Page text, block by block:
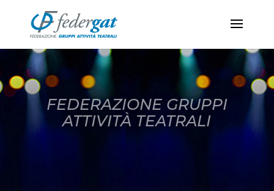
FEDERAZIONE GRUPPI
ATTIVITÀ TEATRALI